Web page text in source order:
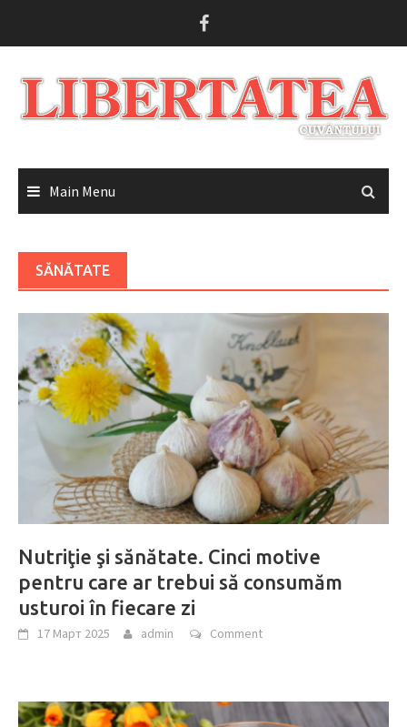
Main Menu
SĂNĂTATE
Nutriţie şi sănătate. Cinci motive
pentru care ar trebui să consumăm
usturoi în fiecare zi
17 Март 2025 admin Comment